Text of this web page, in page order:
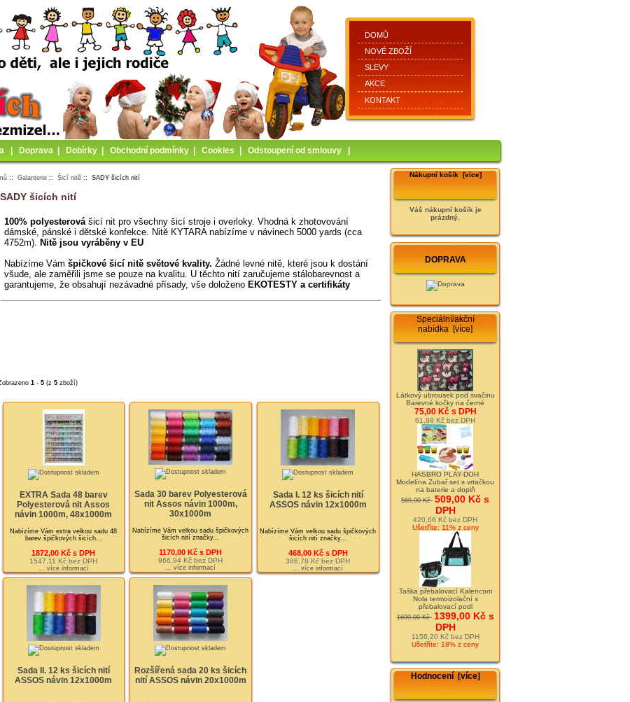
DOMŮ
NOVÉ ZBOŽÍ
SLEVY
AKCE
KONTAKT
Doprava Dobírky Obchodní podmínky Cookies Odstoupení od smlouvy
::Galanterie ::Šicí nitě :: SADY šicích nití
SADY šicích nití
100% polyesterovášicí nit pro všechny šicí stroje i overloky. Vhodná k zhotovování
dámské, pánské i dětské konfekce.
Nitě KYTARA nabízíme v návinech 5000 yards (cca
4752m).
Nitě jsou vyráběny v EU
Nabízíme Vám špičkové šicí nitě světové kvality. Žádné levné nitě, které jsou k dostání
všude, ale zaměřili jsme se pouze na kvalitu. U těchto nití zaručujemestálobarevnost a
garantujeme, že obsahují nezávadné přísady, vše doloženo EKOTESTY a certifikáty
1- 5(z 5zboží)
EXTRA Sada 48 barev
Polyesterová nit Assos
návin 1000m, 48x1000m
Nabízíme Vám extra velkou sadu 48
barev špičkových šicích...
1872,00 Kč s DPH
1547,11 Kč bez DPH
... více informací
Sada 30 barev Polyesterová
nit Assos návin 1000m,
30x1000m
Nabízíme Vám velkou sadu špičkových
šicích nití značky...
1170,00 Kč s DPH
966,94 Kč bez DPH
... více informací
Sada I. 12 ks šicích nití
ASSOS návin 12x1000m
Nabízíme Vám velkou sadu špičkových
šicích nití značky...
468,00 Kč s DPH
386,78 Kč bez DPH
... více informací
Sada II. 12 ks šicích nití
ASSOS návin 12x1000m
Rozšířená sada 20 ks šicích
nití ASSOS návin 20x1000m
Nákupní košík [více]
Váš nákupní košík je
prázdný.
DOPRAVA
Speciální/akční
nabídka [více]
Látkový ubrousek pod svačinu
Barevné kočky na černé
75,00 Kč s DPH
61,98 Kč bez DPH
HASBRO PLAY-DOH
Modelína Zubař set s vrtačkou
na baterie a doplň
569,00 Kč 509,00 Kč s
DPH
420,66 Kč bez DPH
Ušetříte: 11% z ceny
Taška přebalovací Kalencom
Nola termoizolační s
přebalovací podl
1699,00 Kč 1399,00 Kč s
DPH
1156,20 Kč bez DPH
Ušetříte: 18% z ceny
Hodnocení [více]